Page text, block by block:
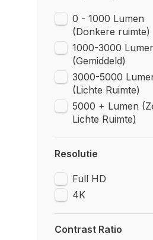
0 - 1000 Lumen
(Donkere ruimte)
1000-3000
(Gemiddeld)
3000-5000
(Lichte Ruimte)
5000 + Lumen
Lichte Ruimte)
Resolutie
Full HD
4K
Contrast Ratio